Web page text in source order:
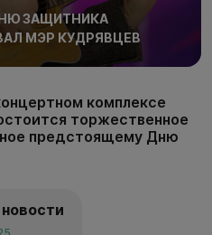
ЗАЩИТНИКА
МЭР КУДРЯВЦЕВ
комплексе
торжественное
предстоящему Дню